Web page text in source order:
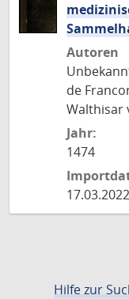
Autoren
de
Walthisar
Jahr:
1474
17.03.2022
Hilfe zur